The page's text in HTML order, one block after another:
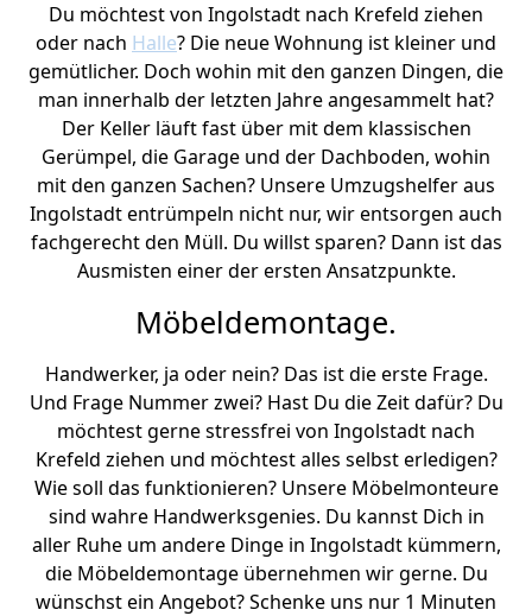
Du möchtest von Ingolstadt nach Krefeld ziehen
oder nach Halle? Die neue Wohnung ist kleiner und
gemütlicher. Doch wohin mit den ganzen Dingen, die
man innerhalb der letzten Jahre angesammelt hat?
Der Keller läuft fast über mit dem klassischen
Gerümpel, die Garage und der Dachboden, wohin
mit den ganzen Sachen? Unsere Umzugshelfer aus
Ingolstadt entrümpeln nicht nur, wir entsorgen auch
fachgerecht den Müll. Du willst sparen? Dann ist das
Ausmisten einer der ersten Ansatzpunkte.
Möbeldemontage.
Handwerker, ja oder nein? Das ist die erste Frage.
Und Frage Nummer zwei? Hast Du die Zeit dafür? Du
möchtest gerne stressfrei von Ingolstadt nach
Krefeld ziehen und möchtest alles selbst erledigen?
Wie soll das funktionieren? Unsere Möbelmonteure
sind wahre Handwerksgenies. Du kannst Dich in
aller Ruhe um andere Dinge in Ingolstadt kümmern,
die Möbeldemontage übernehmen wir gerne. Du
wünschst ein Angebot? Schenke uns nur 1 Minuten